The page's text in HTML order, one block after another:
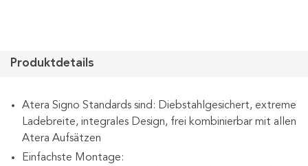
Produktdetails
Atera Signo Standards sind: Diebstahlgesichert, extreme
Ladebreite, integrales Design, frei kombinierbar mit allen
Atera Aufsätzen
Einfachste Montage: